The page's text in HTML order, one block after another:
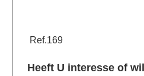
Ref.169
Heeft U interesse of